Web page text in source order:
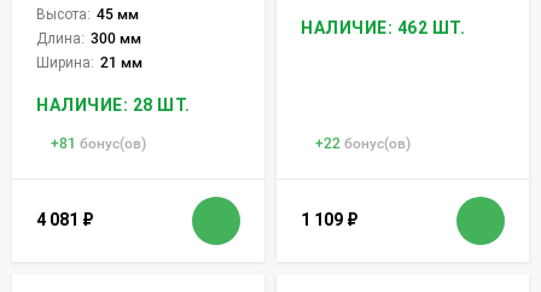
Высота: 45 мм
Длина: 300 мм
Ширина: 21 мм
НАЛИЧИЕ: 28 ШТ.
+81 бонус(ов)
4 081 ₽
НАЛИЧИЕ: 462 ШТ.
+22 бонус(ов)
1 109 ₽